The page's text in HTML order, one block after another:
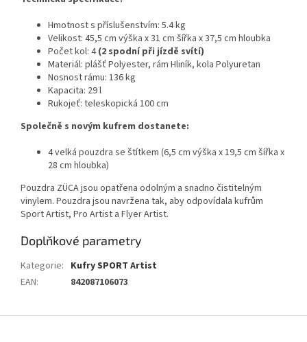
Hmotnost s příslušenstvím: 5.4 kg
Velikost: 45,5 cm výška x 31 cm šířka x 37,5 cm hloubka
Počet kol: 4(2 spodní při jízdě svítí)
Materiál: plášť Polyester, rám Hliník, kola Polyuretan
Nosnost rámu: 136 kg
Kapacita: 29 l
Rukojeť: teleskopická 100 cm
Společně s novým kufrem dostanete:
4 velká pouzdra se štítkem (6,5 cm výška x 19,5 cm šířka x
28 cm hloubka)
Pouzdra ZÜCA jsou opatřena odolným a snadno čistitelným
vinylem. Pouzdra jsou navržena tak, aby odpovídala kufrům
Sport Artist, Pro Artist a Flyer Artist.
Doplňkové parametry
Kategorie: Kufry SPORT Artist
EAN: 842087106073